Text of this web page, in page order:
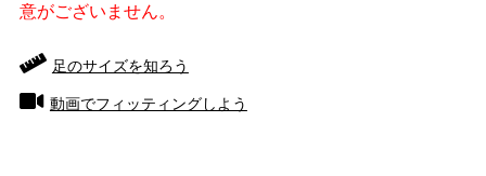
意がございません。
足のサイズを知ろう
動画でフィッティングしよう